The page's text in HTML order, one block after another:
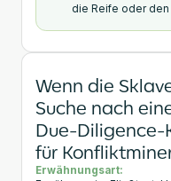
die Reife oder
Wenn die
Suche nach
Due-Diligence-
für
Erwähnungsart: